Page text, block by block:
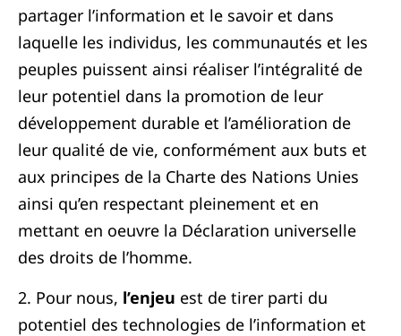
partager l’information et le savoir et dans
laquelle les individus, les communautés et les
peuples puissent ainsi réaliser l’intégralité de
leur potentiel dans la promotion de leur
développement durable et l’amélioration de
leur qualité de vie, conformément aux buts et
aux principes de la Charte des Nations Unies
ainsi qu’en respectant pleinement et en
mettant en oeuvre la Déclaration universelle
des droits de l’homme.
2. Pour nous, l’enjeu est de tirer parti du
potentiel des technologies de l’information et